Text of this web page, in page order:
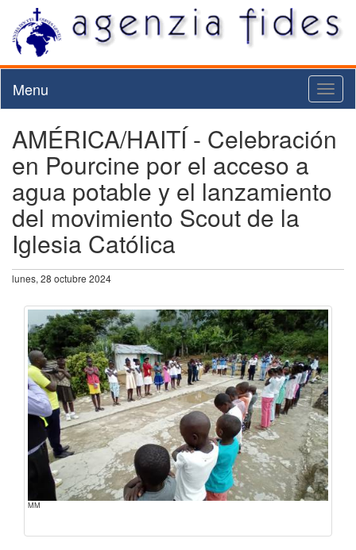
Menu
AMÉRICA/HAITÍ - Celebración
en Pourcine por el acceso a
agua potable y el lanzamiento
del movimiento Scout de la
Iglesia Católica
lunes, 28 octubre 2024
MM